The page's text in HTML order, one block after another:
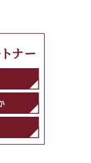
ちです。